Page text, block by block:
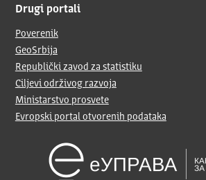
Drugi portali
Poverenik
GeoSrbija
Republički zavod za statistiku
Ciljevi održivog razvoja
Ministarstvo prosvete
Evropski portal otvorenih podataka